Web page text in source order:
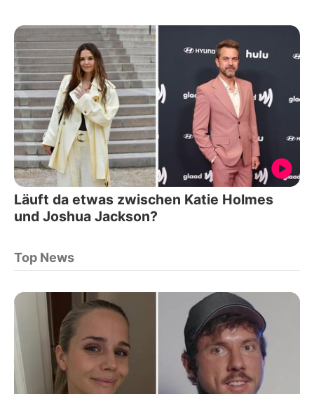
Läuft da etwas zwischen Katie Holmes
und Joshua Jackson?
Top News